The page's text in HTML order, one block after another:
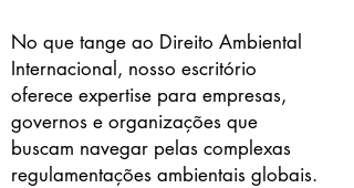
No que tange ao Direito Ambiental
Internacional, nosso escritório
oferece expertise para empresas,
governos e organizações que
buscam navegar pelas complexas
regulamentações ambientais globais.